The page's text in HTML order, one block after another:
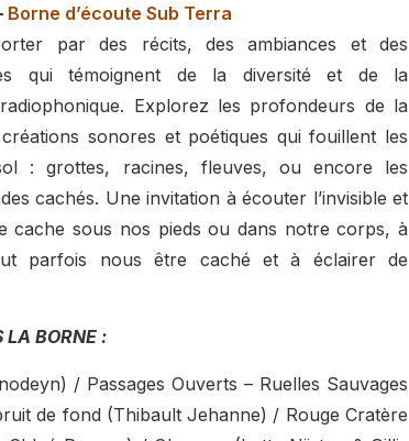
Borne d’écoute Sub Terra
par des récits, des ambiances et des
qui témoignent de la diversité et de la
Explorez les profondeurs de la
sonores et poétiques qui fouillent les
: grottes, racines, fleuves, ou encore les
cachés. Une invitation à écouter l’invisible et
cache sous nos pieds ou dans notre corps, à
parfois nous être caché et à éclairer de
LA BORNE :
/ Passages Ouverts – Ruelles Sauvages
de fond (Thibault Jehanne) / Rouge Cratère